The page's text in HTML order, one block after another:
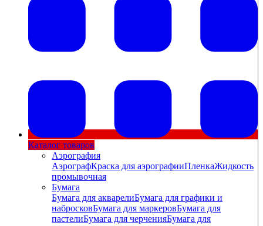
Каталог товаров
Аэрография
АэрографКраска для аэрографииПленкаЖидкость
промывочная
Бумага
Бумага для акварелиБумага для графики и
набросковБумага для маркеровБумага для
пастелиБумага для черченияБумага для